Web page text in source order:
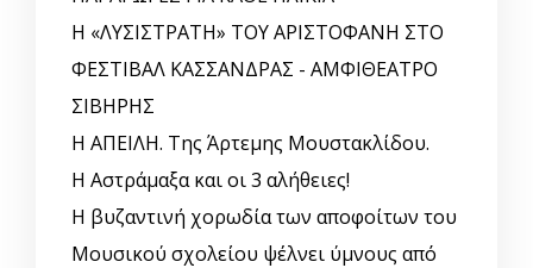
Η «ΛΥΣΙΣΤΡΑΤΗ» ΤΟΥ ΑΡΙΣΤΟΦΑΝΗ ΣΤΟ
ΦΕΣΤΙΒΑΛ ΚΑΣΣΑΝΔΡΑΣ - ΑΜΦΙΘΕΑΤΡΟ
ΣΙΒΗΡΗΣ
Η ΑΠΕΙΛΗ. Της Άρτεμης Μουστακλίδου.
Η Αστράμαξα και οι 3 αλήθειες!
Η βυζαντινή χορωδία των αποφοίτων του
Μουσικού σχολείου ψέλνει ύμνους από